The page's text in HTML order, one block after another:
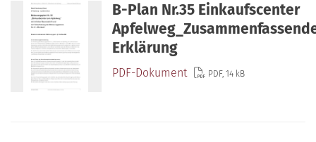
B-Plan Nr.35 Einkaufscenter
Erklärung
PDF-Dokument PDF, 14 kB